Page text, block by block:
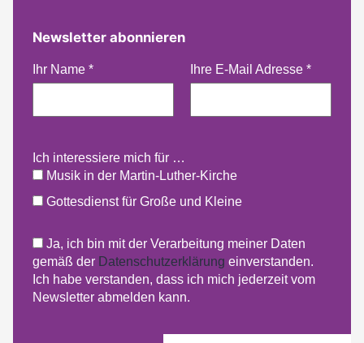
Newsletter abonnieren
Ihr Name * Ihre E-Mail Adresse *
Ich interessiere mich für …
Musik in der Martin-Luther-Kirche
Gottesdienst für Große und Kleine
Ja, ich bin mit der Verarbeitung meiner Daten
gemäß der Datenschutzerklärung einverstanden.
Ich habe verstanden, dass ich mich jederzeit vom
Newsletter abmelden kann.